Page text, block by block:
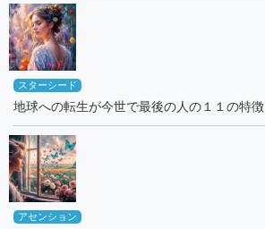
スターシード
地球への転生が今世で最後の人の１１の特徴
アセンション